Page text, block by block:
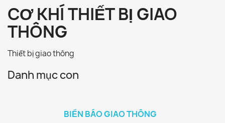
CƠ KHÍ THIẾT BỊ GIAO
THÔNG
Thiết bị giao thông
Danh mục con
BIỂN BÁO GIAO THÔNG